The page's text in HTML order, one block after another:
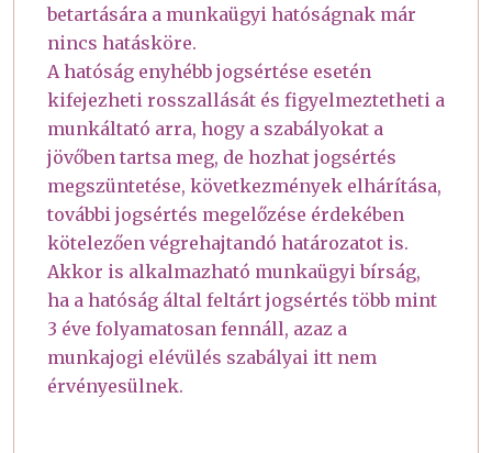
betartására a munkaügyi hatóságnak már
nincs hatásköre.
A hatóság enyhébb jogsértése esetén
kifejezheti rosszallását és figyelmeztetheti a
munkáltató arra, hogy a szabályokat a
jövőben tartsa meg, de hozhat jogsértés
megszüntetése, következmények elhárítása,
további jogsértés megelőzése érdekében
kötelezően végrehajtandó határozatot is.
Akkor is alkalmazható munkaügyi bírság,
ha a hatóság által feltárt jogsértés több mint
3 éve folyamatosan fennáll, azaz a
munkajogi elévülés szabályai itt nem
érvényesülnek.